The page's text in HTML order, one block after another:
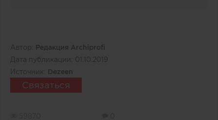
Автор:
Редакция Archiprofi
Дата публикации: 01.10.2019
Источник:
Dezeen
Связаться